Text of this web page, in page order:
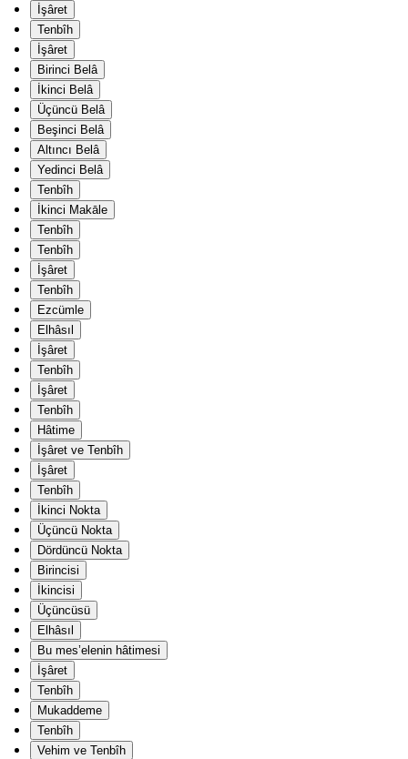
İşâret
Tenbîh
İşâret
Birinci Belâ
İkinci Belâ
Üçüncü Belâ
Beşinci Belâ
Altıncı Belâ
Yedinci Belâ
Tenbîh
İkinci Makāle
Tenbîh
Tenbîh
İşâret
Tenbîh
Ezcümle
Elhâsıl
İşâret
Tenbîh
İşâret
Tenbîh
Hâtime
İşâret ve Tenbîh
İşâret
Tenbîh
İkinci Nokta
Üçüncü Nokta
Dördüncü Nokta
Birincisi
İkincisi
Üçüncüsü
Elhâsıl
Bu mes’elenin hâtimesi
İşâret
Tenbîh
Mukaddeme
Tenbîh
Vehim ve Tenbîh